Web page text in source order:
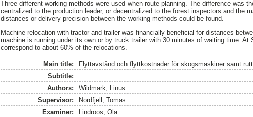
Three different working methods were used when route planning. The difference was
centralized to the production leader, or decentralized to the forest inspectors and the
distances or delivery precision between the working methods could be found.
Machine relocation with tractor and trailer was financially beneficial for distances
machine is running under its own or by truck trailer with 30 minutes of waiting time. At
correspond to about 60% of the relocations.
Main title:
Flyttavstånd och flyttkostnader för skogsmaskiner samt
Subtitle:
Authors:
Wildmark, Linus
Supervisor:
Nordfjell, Tomas
Examiner:
Lindroos, Ola